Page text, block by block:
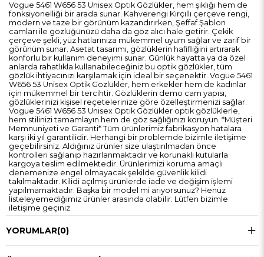
Vogue 5461 W656 53 Unisex Optik Gözlükler, hem şıklığı hem de
fonksiyonelliği bir arada sunar. Kahverengi Kırçıllı çerçeve rengi,
modern ve taze bir görünüm kazandırırken, Şeffaf Şablon
camları ile gözlüğünüzü daha da göz alıcı hale getirir. Çekik
çerçeve şekli, yüz hatlarınıza mükemmel uyum sağlar ve zarif bir
görünüm sunar. Asetat tasarımı, gözlüklerin hafifliğini artırarak
konforlu bir kullanım deneyimi sunar. Günlük hayatta ya da özel
anlarda rahatlıkla kullanabileceğiniz bu optik gözlükler, tüm
gözlük ihtiyacınızı karşılamak için ideal bir seçenektir. Vogue 5461
W656 53 Unisex Optik Gözlükler, hem erkekler hem de kadınlar
için mükemmel bir tercihtir. Gözlüklerin demo cam yapısı,
gözlüklerinizi kişisel reçetelerinize göre özelleştirmenizi sağlar.
Vogue 5461 W656 53 Unisex Optik Gözlükler optik gözlüklerle,
hem stilinizi tamamlayın hem de göz sağlığınızı koruyun. *Müşteri
Memnuniyeti ve Garanti* Tüm ürünlerimiz fabrikasyon hatalara
karşı iki yıl garantilidir. Herhangi bir problemde bizimle iletişime
geçebilirsiniz. Aldığınız ürünler size ulaştırılmadan önce
kontrolleri sağlanıp hazırlanmaktadır ve korunaklı kutularla
kargoya teslim edilmektedir. Ürünlerimizi koruma amaçlı
denemenize engel olmayacak şekilde güvenlik kilidi
takılmaktadır. Kilidi açılmış ürünlerde iade ve değişim işlemi
yapılmamaktadır. Başka bir model mi arıyorsunuz? Henüz
listeleyemediğimiz ürünler arasında olabilir. Lütfen bizimle
iletişime geçiniz.
YORUMLAR(0)